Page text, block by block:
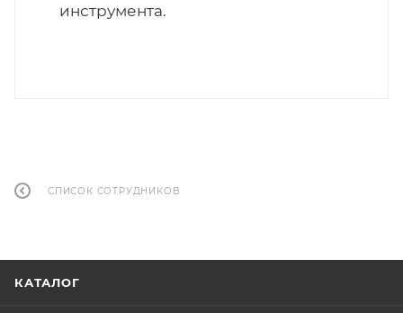
инструмента.
СПИСОК СОТРУДНИКОВ
КАТАЛОГ